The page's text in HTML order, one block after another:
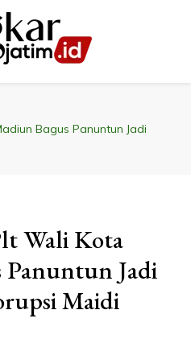
Bagus Panuntun Jadi
Wali Kota
Panuntun Jadi
Maidi